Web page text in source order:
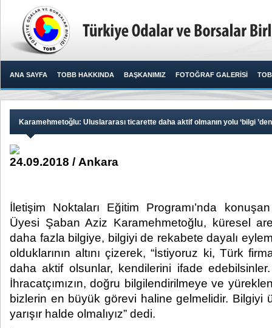
ANA SAYFA TOBB HAKKINDA BAŞKANIMIZ FOTOĞRAF GALERİSİ
Karamehmetoğlu: Uluslararası ticarette daha aktif olmanın yolu ‘bilgi
24.09.2018 / Ankara
İletişim Noktaları Eğitim Programı’nda
Üyesi Şaban Aziz Karamehmetoğlu, küresel
daha fazla bilgiye, bilgiyi de rekabete dayalı
olduklarının altını çizerek, “İstiyoruz ki, Türk
daha aktif olsunlar, kendilerini ifade
İhracatçımızın, doğru bilgilendirilmeye ve
bizlerin en büyük görevi haline gelmelidir. Bilgiyi
yarışır halde olmalıyız” dedi.​